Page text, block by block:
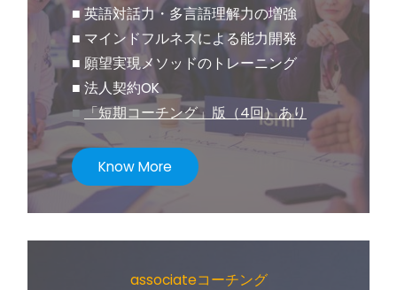
■ 英語対話力・多言語理解力の増強
■ マインドフルネスによる能力開発
■ 願望実現メソッドのトレーニング
■ 法人契約OK
■「短期コーチング」版（4回）あり
Know More
associateコーチング